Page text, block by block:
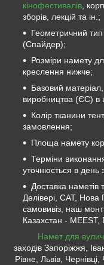
кінофестивалів,
зборів, лекцій та ін.;
Геометричний
(Спайдер);
Розміри намету
креслення нижче;
Базовий
виробництва (ЄС) в
Колір тканини
замовлення;
Площа намету
Терміни
уточнюється в день
Доставка наметів
Делівері, САТ,
самовивіз, наш
Казахстан - MEEST,
Намет для
заходів Запоріжжя,
Рівне, Львів,